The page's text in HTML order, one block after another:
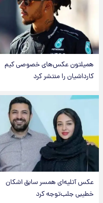
همیلتون عکس‌های خصوصی کیم‌
کارداشیان را منتشر کرد
عکس‌ آتلیه‌ای همسر سابق اشکان
خطیبی جلب‌توجه کرد